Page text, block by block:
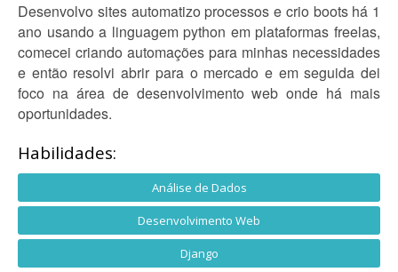
Desenvolvo sites automatizo processos e crio boots há 1
ano usando a linguagem python em plataformas freelas,
comecei criando automações para minhas necessidades
e então resolvi abrir para o mercado e em seguida dei
foco na área de desenvolvimento web onde há mais
oportunidades.
Habilidades:
Análise de Dados
Desenvolvimento Web
Django